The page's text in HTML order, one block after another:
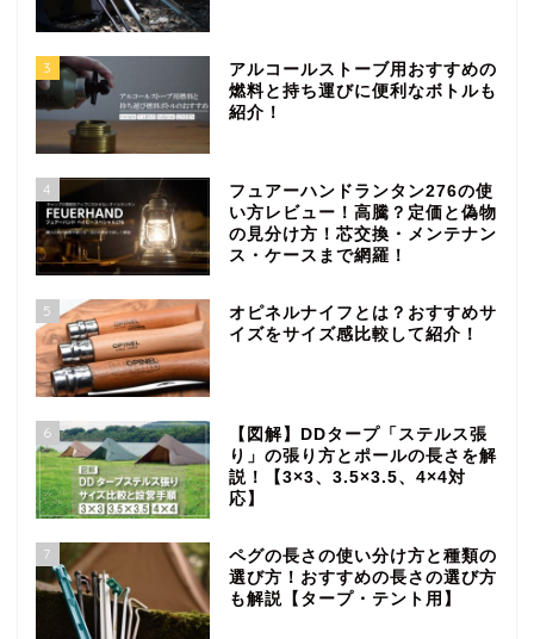
3
アルコールストーブ用おすすめの
燃料と持ち運びに便利なボトルも
紹介！
4
フュアーハンドランタン276の使
い方レビュー！高騰？定価と偽物
の見分け方！芯交換・メンテナン
ス・ケースまで網羅！
5
オピネルナイフとは？おすすめサ
イズをサイズ感比較して紹介！
6
【図解】DDタープ「ステルス張
り」の張り方とポールの長さを解
説！【3×3、3.5×3.5、4×4対
応】
7
ペグの長さの使い分け方と種類の
選び方！おすすめの長さの選び方
も解説【タープ・テント用】